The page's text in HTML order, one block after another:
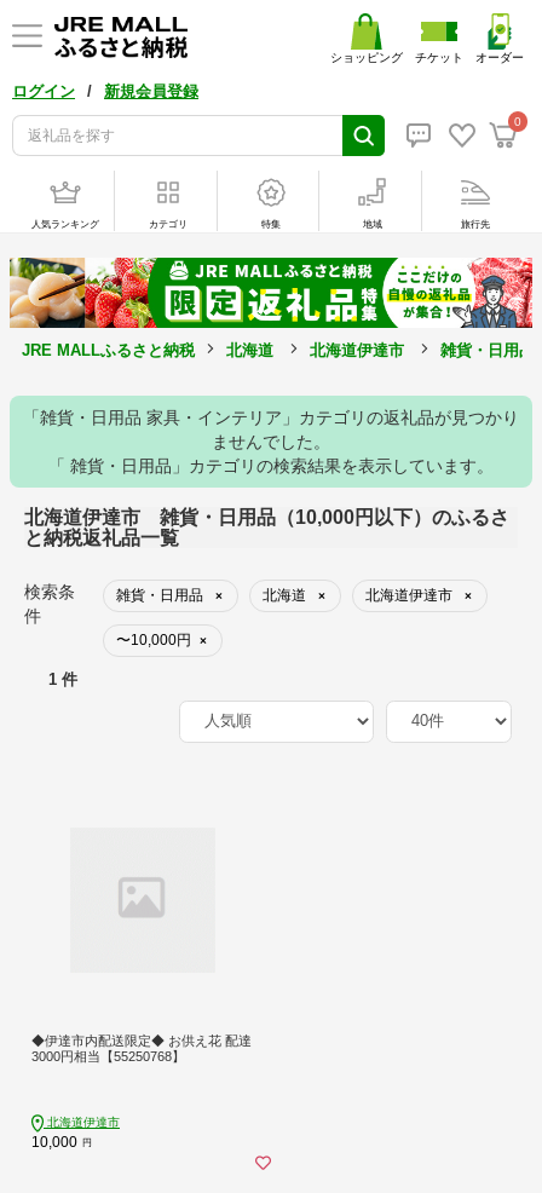
ログイン / 新規会員登録
0
ショッピング チケット オーダー
人気ランキング カテゴリ 特集 地域 旅行先
JRE MALLふるさと納税 北海道 北海道伊達市 雑貨・日用品
「雑貨・日用品 家具・インテリア」カテゴリの返礼品が見つかり
ませんでした。
「 雑貨・日用品」カテゴリの検索結果を表示しています。
北海道伊達市 雑貨・日用品（10,000円以下）のふるさ
と納税返礼品一覧
検索条
件
雑貨・日用品 × 北海道 × 北海道伊達市 ×
〜10,000円 ×
1 件
◆伊達市内配送限定◆ お供え花 配達
3000円相当【55250768】
北海道伊達市
10,000 円